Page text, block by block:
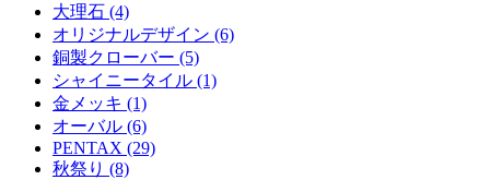
大理石 (4)
オリジナルデザイン (6)
銅製クローバー (5)
シャイニータイル (1)
金メッキ (1)
オーバル (6)
PENTAX (29)
秋祭り (8)